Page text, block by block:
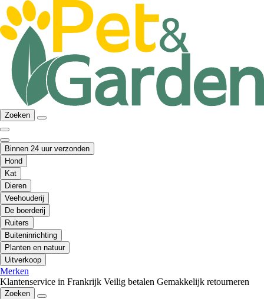
Zoeken
Binnen 24 uur verzonden
Hond
Kat
Dieren
Veehouderij
De boerderij
Ruiters
Buiteninrichting
Planten en natuur
Uitverkoop
Merken
Klantenservice in Frankrijk Veilig betalen Gemakkelijk retourneren
Zoeken